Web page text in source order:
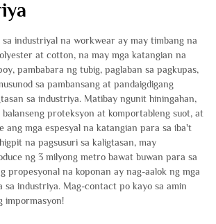
industriyal na workwear ay may timbang na
at cotton, na may mga katangian na
pambabara ng tubig, paglaban sa pagkupas,
sa pambansang at pandaigdigang
sa industriya. Matibay ngunit hiningahan,
proteksyon at komportableng suot, at
ang mga espesyal na katangian para sa iba't
na pagsusuri sa kaligtasan, may
ng 3 milyong metro bawat buwan para sa
propesyonal na koponan ay nag-aalok ng mga
sa industriya. Mag-contact po kayo sa amin
impormasyon!